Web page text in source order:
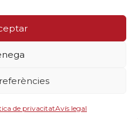
de privacitatAvís legal
de cookies